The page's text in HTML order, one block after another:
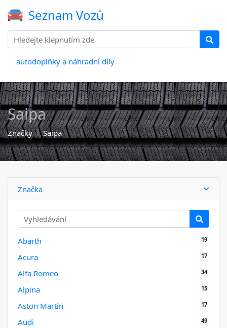
Seznam Vozů
autodoplňky a náhradní díly
Saipa
Značky Saipa
Značka
Abarth 19
Acura 17
Alfa Romeo 34
Alpina 15
Aston Martin 17
Audi 49